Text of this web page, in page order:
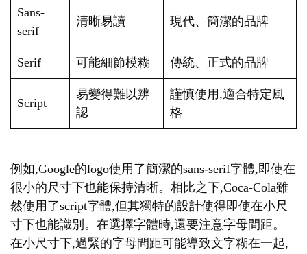
Sans-
serif
清晰易讀 現代、簡潔的品牌
Serif 可能細節模糊 傳統、正式的品牌
Script
易變得難以辨
認
謹慎使用,適合特定風
格
例如,Google的logo使用了簡潔的sans-serif字體,即使在
很小的尺寸下也能保持清晰。相比之下,Coca-Cola雖
然使用了script字體,但其獨特的設計使得即使在小尺
寸下也能識別。在選擇字體時,還要注意字母間距。
在小尺寸下,過緊的字母間距可能導致文字糊在一起,